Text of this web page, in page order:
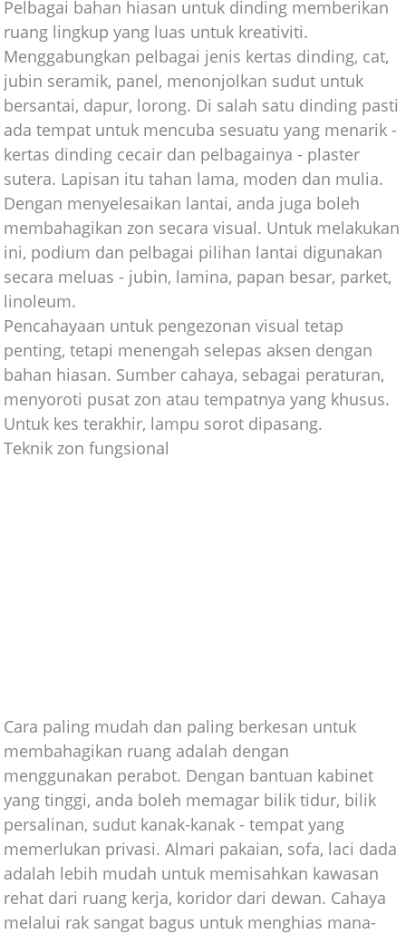
Pelbagai bahan hiasan untuk dinding memberikan
ruang lingkup yang luas untuk kreativiti.
Menggabungkan pelbagai jenis kertas dinding, cat,
jubin seramik, panel, menonjolkan sudut untuk
bersantai, dapur, lorong. Di salah satu dinding pasti
ada tempat untuk mencuba sesuatu yang menarik -
kertas dinding cecair dan pelbagainya - plaster
sutera. Lapisan itu tahan lama, moden dan mulia.
Dengan menyelesaikan lantai, anda juga boleh
membahagikan zon secara visual. Untuk melakukan
ini, podium dan pelbagai pilihan lantai digunakan
secara meluas - jubin, lamina, papan besar, parket,
linoleum.
Pencahayaan untuk pengezonan visual tetap
penting, tetapi menengah selepas aksen dengan
bahan hiasan. Sumber cahaya, sebagai peraturan,
menyoroti pusat zon atau tempatnya yang khusus.
Untuk kes terakhir, lampu sorot dipasang.
Teknik zon fungsional
Cara paling mudah dan paling berkesan untuk
membahagikan ruang adalah dengan
menggunakan perabot. Dengan bantuan kabinet
yang tinggi, anda boleh memagar bilik tidur, bilik
persalinan, sudut kanak-kanak - tempat yang
memerlukan privasi. Almari pakaian, sofa, laci dada
adalah lebih mudah untuk memisahkan kawasan
rehat dari ruang kerja, koridor dari dewan. Cahaya
melalui rak sangat bagus untuk menghias mana-